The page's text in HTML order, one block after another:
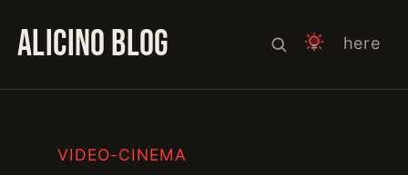
ALICINO BLOG here
VIDEO-CINEMA